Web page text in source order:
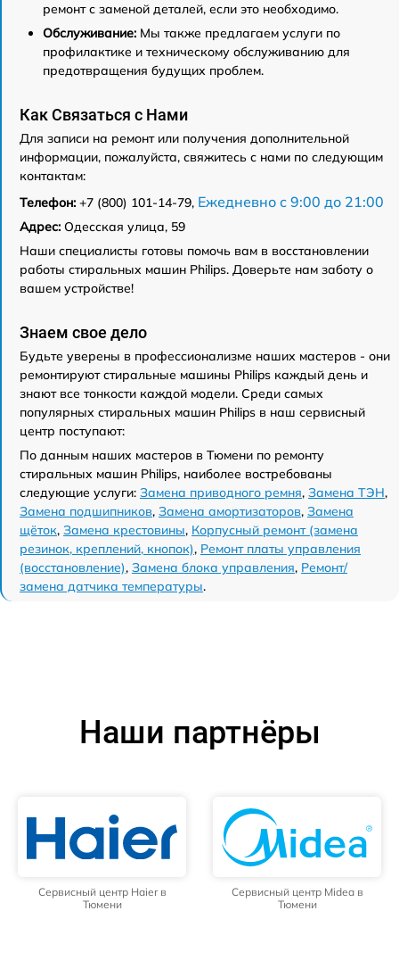
ремонт с заменой деталей, если это необходимо.
Обслуживание: Мы также предлагаем услуги по
профилактике и техническому обслуживанию для
предотвращения будущих проблем.
Как Связаться с Нами
Для записи на ремонт или получения дополнительной
информации, пожалуйста, свяжитесь с нами по следующим
контактам:
Телефон: +7 (800) 101-14-79, Ежедневно с 9:00 до 21:00
Адрес: Одесская улица, 59
Наши специалисты готовы помочь вам в восстановлении
работы стиральных машин Philips. Доверьте нам заботу о
вашем устройстве!
Знаем свое дело
Будьте уверены в профессионализме наших мастеров - они
ремонтируют стиральные машины Philips каждый день и
знают все тонкости каждой модели. Среди самых
популярных стиральных машин Philips в наш сервисный
центр поступают:
По данным наших мастеров в Тюмени по ремонту
стиральных машин Philips, наиболее востребованы
следующие услуги: Замена приводного ремня, Замена ТЭН,
Замена подшипников, Замена амортизаторов, Замена
щёток, Замена крестовины, Корпусный ремонт (замена
резинок, креплений, кнопок), Ремонт платы управления
(восстановление), Замена блока управления, Ремонт/
замена датчика температуры.
Наши партнёры
Сервисный центр Haier в
Тюмени
Сервисный центр Midea в
Тюмени